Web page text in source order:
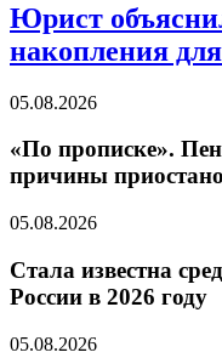
Юрист
накопления
05.08.2026
«По прописке».
причины
05.08.2026
Стала известна
России в 2026 году
05.08.2026